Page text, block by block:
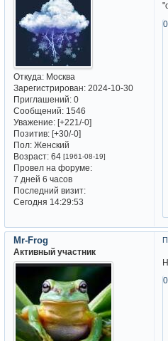
Откуда:Москва
Зарегистрирован: 2024-10-30
Приглашений:0
Сообщений:1546
Уважение: [+221/-0]
Позитив: [+30/-0]
Пол:Женский
Возраст:64 [1961-08-19]
Провел на форуме:
7 дней 6 часов
Последний визит:
Сегодня 14:29:53
0
Mr-Frog
Активный участник
0